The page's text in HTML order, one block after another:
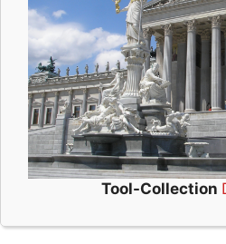
Tool-Collection